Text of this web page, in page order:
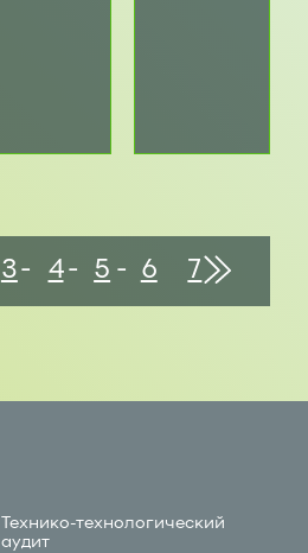
3 4 5 6 7 В
конец
Технико-технологический
аудит